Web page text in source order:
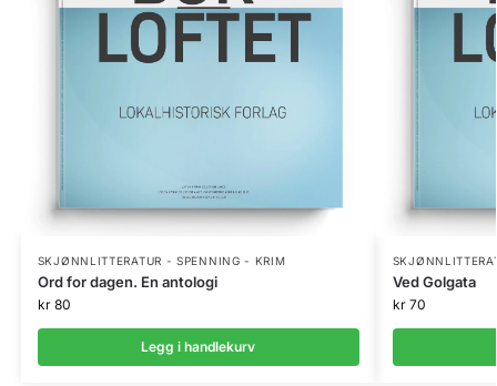
SKJØNNLITTERATUR - SPENNING - KRIM
Ord for dagen. En antologi
kr80
Legg i handlekurv
Ved Golgata
kr70